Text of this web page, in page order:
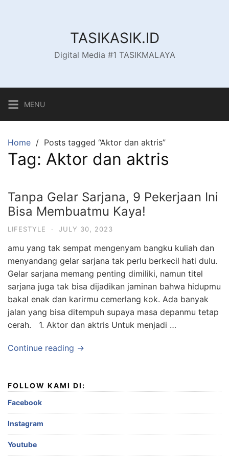
TASIKASIK.ID
Digital Media #1 TASIKMALAYA
MENU
Home Posts tagged “Aktor dan aktris”
Tag: Aktor dan aktris
Tanpa Gelar Sarjana, 9 Pekerjaan Ini
Bisa Membuatmu Kaya!
LIFESTYLE · JULY 30, 2023
amu yang tak sempat mengenyam bangku kuliah dan
menyandang gelar sarjana tak perlu berkecil hati dulu.
Gelar sarjana memang penting dimiliki, namun titel
sarjana juga tak bisa dijadikan jaminan bahwa hidupmu
bakal enak dan karirmu cemerlang kok. Ada banyak
jalan yang bisa ditempuh supaya masa depanmu tetap
cerah. 1. Aktor dan aktris Untuk menjadi …
Continue reading →
FOLLOW KAMI DI:
Facebook
Instagram
Youtube